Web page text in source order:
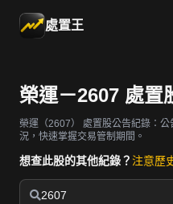
處置王
榮運－2607 處置
榮運（2607）
處置股公告紀錄：
況，快速掌握交易管制期間。
想查此股的其他紀錄？ 注意歷
2607